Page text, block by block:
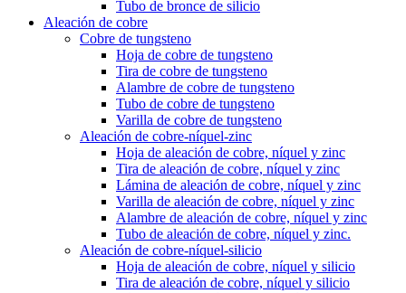
Tubo de bronce de silicio
Aleación de cobre
Cobre de tungsteno
Hoja de cobre de tungsteno
Tira de cobre de tungsteno
Alambre de cobre de tungsteno
Tubo de cobre de tungsteno
Varilla de cobre de tungsteno
Aleación de cobre-níquel-zinc
Hoja de aleación de cobre, níquel y zinc
Tira de aleación de cobre, níquel y zinc
Lámina de aleación de cobre, níquel y zinc
Varilla de aleación de cobre, níquel y zinc
Alambre de aleación de cobre, níquel y zinc
Tubo de aleación de cobre, níquel y zinc.
Aleación de cobre-níquel-silicio
Hoja de aleación de cobre, níquel y silicio
Tira de aleación de cobre, níquel y silicio